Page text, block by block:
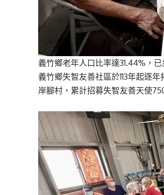
義竹鄉老年人口比率達31.44%，
義竹鄉失智友善社區於113年起逐
岸腳村，累計招募失智友善天使